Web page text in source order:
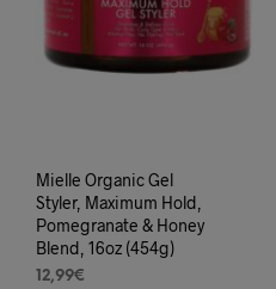
Mielle Organic Gel
Styler, Maximum Hold,
Pomegranate & Honey
Blend, 16oz (454g)
12,99€